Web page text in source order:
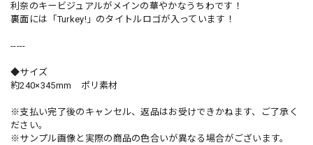
利奈のキービジュアルがメインの華やかなうちわです！
裏面には「Turkey!」のタイトルロゴが入っています！
-----
◆サイズ
約240×345mm ポリ素材
※支払い完了後のキャンセル、返品はお受けできかねます、ご了承く
ださい。
※サンプル画像と実際の商品の色合いが異なる場合がございます。